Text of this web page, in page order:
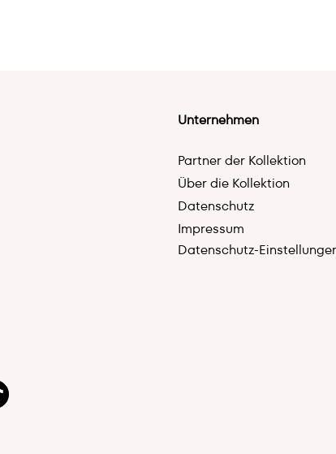
Unternehmen
Partner der Kollektion
Über die Kollektion
Datenschutz
Impressum
Datenschutz-